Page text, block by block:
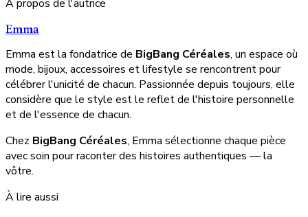
À propos de l'autrice
Emma
Emma est la fondatrice de BigBang Céréales, un espace où
mode, bijoux, accessoires et lifestyle se rencontrent pour
célébrer l'unicité de chacun. Passionnée depuis toujours, elle
considère que le style est le reflet de l'histoire personnelle
et de l'essence de chacun.
Chez BigBang Céréales, Emma sélectionne chaque pièce
avec soin pour raconter des histoires authentiques — la
vôtre.
À lire aussi